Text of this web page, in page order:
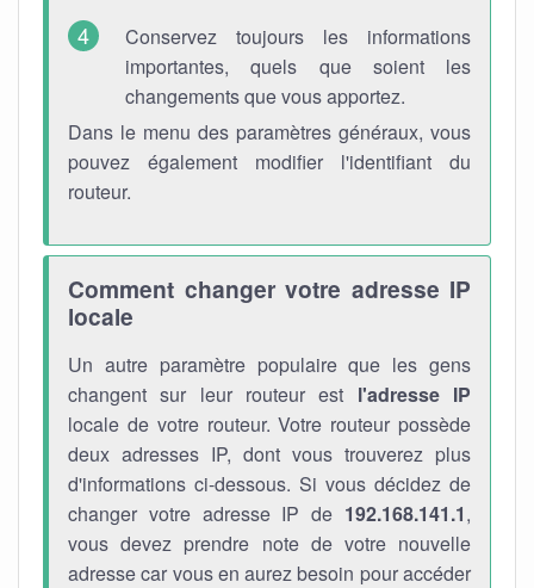
Conservez toujours les informations
importantes, quels que soient les
changements que vous apportez.
Dans le menu des paramètres généraux, vous
pouvez également modifier l'identifiant du
routeur.
Comment changer votre adresse IP
locale
Un autre paramètre populaire que les gens
changent sur leur routeur est l'adresse IP
locale de votre routeur. Votre routeur possède
deux adresses IP, dont vous trouverez plus
d'informations ci-dessous. Si vous décidez de
changer votre adresse IP de 192.168.141.1,
vous devez prendre note de votre nouvelle
adresse car vous en aurez besoin pour accéder